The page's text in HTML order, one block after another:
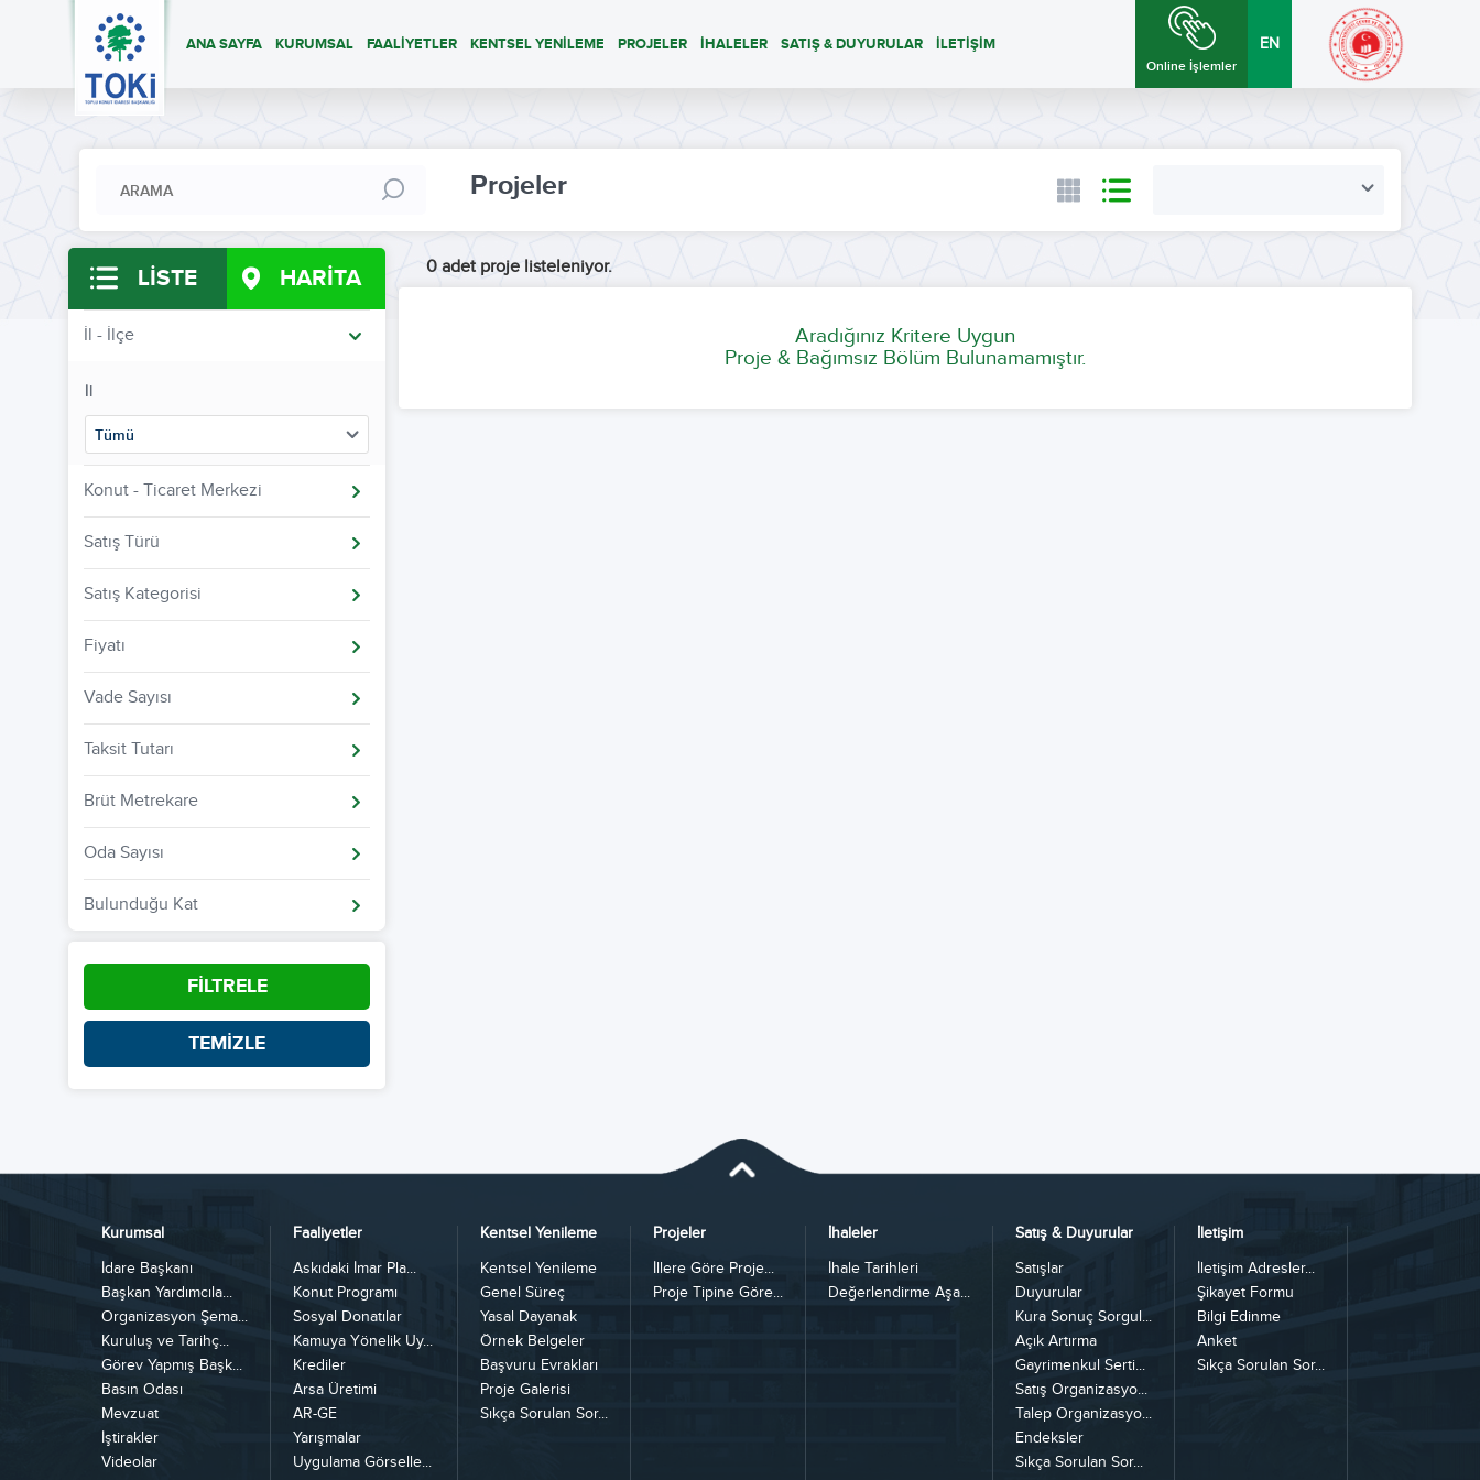
ANA SAYFA KURUMSAL FAALİYETLER KENTSEL YENİLEME PROJELER İHALELER SATIŞ & DUYURULAR İLETİŞİM
Online İşlemler
EN
Projeler
LİSTE HARİTA
İl - İlçe
İl
Tümü
Konut - Ticaret Merkezi
Satış Türü
Satış Kategorisi
Fiyatı
Vade Sayısı
Taksit Tutarı
Brüt Metrekare
Oda Sayısı
Bulunduğu Kat
FİLTRELE
TEMİZLE
0 adet proje listeleniyor.
Aradığınız Kritere Uygun
Proje & Bağımsız Bölüm Bulunamamıştır.
Kurumsal
İdare Başkanı
Başkan Yardımcıla...
Organizasyon Şema...
Kuruluş ve Tarihç...
Görev Yapmış Başk...
Basın Odası
Mevzuat
İştirakler
Videolar
Faaliyetler
Askıdaki İmar Pla...
Konut Programı
Sosyal Donatılar
Kamuya Yönelik Uy...
Krediler
Arsa Üretimi
AR-GE
Yarışmalar
Uygulama Görselle...
Kentsel Yenileme
Kentsel Yenileme
Genel Süreç
Yasal Dayanak
Örnek Belgeler
Başvuru Evrakları
Proje Galerisi
Sıkça Sorulan Sor...
Projeler
İllere Göre Proje...
Proje Tipine Göre...
İhaleler
İhale Tarihleri
Değerlendirme Aşa...
Satış & Duyurular
Satışlar
Duyurular
Kura Sonuç Sorgul...
Açık Artırma
Gayrimenkul Serti...
Satış Organizasyo...
Talep Organizasyo...
Endeksler
Sıkça Sorulan Sor...
İletişim
İletişim Adresler...
Şikayet Formu
Bilgi Edinme
Anket
Sıkça Sorulan Sor...